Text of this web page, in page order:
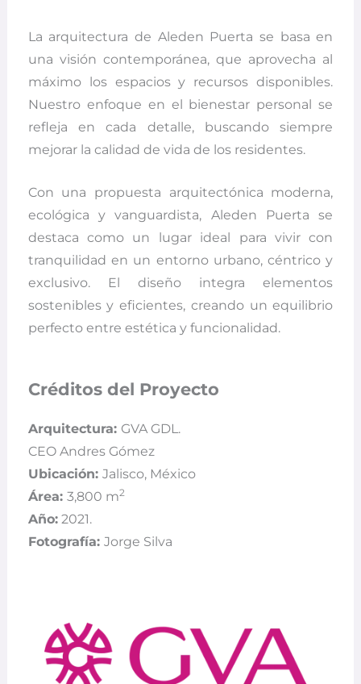
La arquitectura de Aleden Puerta se basa en
una visión contemporánea, que aprovecha al
máximo los espacios y recursos disponibles.
Nuestro enfoque en el bienestar personal se
refleja en cada detalle, buscando siempre
mejorar la calidad de vida de los residentes.
Con una propuesta arquitectónica moderna,
ecológica y vanguardista, Aleden Puerta se
destaca como un lugar ideal para vivir con
tranquilidad en un entorno urbano, céntrico y
exclusivo. El diseño integra elementos
sostenibles y eficientes, creando un equilibrio
perfecto entre estética y funcionalidad.
Créditos del Proyecto
Arquitectura: GVA GDL.
CEO Andres Gómez
Ubicación: Jalisco, México
Área: 3,800 m2
Año:2021.
Fotografía: Jorge Silva